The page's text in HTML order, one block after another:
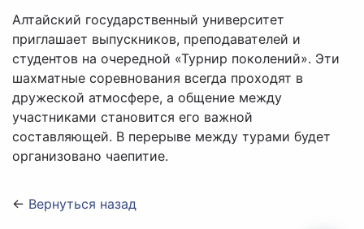
Алтайский государственный университет
приглашает выпускников, преподавателей и
студентов на очередной «Турнир поколений». Эти
шахматные соревнования всегда проходят в
дружеской атмосфере, а общение между
участниками становится его важной
составляющей. В перерыве между турами будет
организовано чаепитие.
← Вернуться назад